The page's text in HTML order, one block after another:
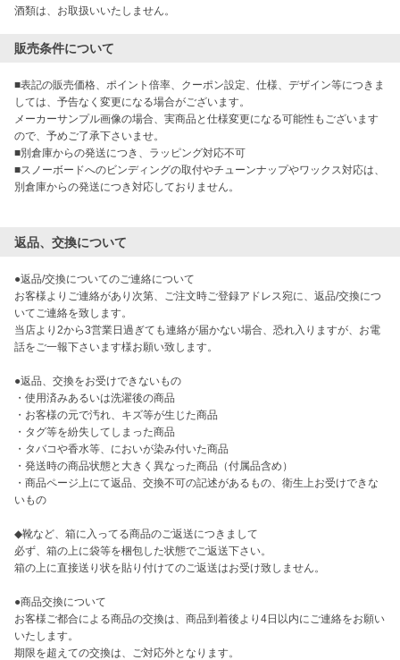
酒類は、お取扱いいたしません。
販売条件について
■表記の販売価格、ポイント倍率、クーポン設定、仕様、デザイン等につきま
しては、予告なく変更になる場合がございます。
メーカーサンプル画像の場合、実商品と仕様変更になる可能性もございます
ので、予めご了承下さいませ。
■別倉庫からの発送につき、ラッピング対応不可
■スノーボードへのビンディングの取付やチューンナップやワックス対応は、
別倉庫からの発送につき対応しておりません。
返品、交換について
●返品/交換についてのご連絡について
お客様よりご連絡があり次第、ご注文時ご登録アドレス宛に、返品/交換につ
いてご連絡を致します。
当店より2から3営業日過ぎても連絡が届かない場合、恐れ入りますが、お電
話をご一報下さいます様お願い致します。
●返品、交換をお受けできないもの
・使用済みあるいは洗濯後の商品
・お客様の元で汚れ、キズ等が生じた商品
・タグ等を紛失してしまった商品
・タバコや香水等、においが染み付いた商品
・発送時の商品状態と大きく異なった商品（付属品含め）
・商品ページ上にて返品、交換不可の記述があるもの、衛生上お受けできな
いもの
◆靴など、箱に入ってる商品のご返送につきまして
必ず、箱の上に袋等を梱包した状態でご返送下さい。
箱の上に直接送り状を貼り付けてのご返送はお受け致しません。
●商品交換について
お客様ご都合による商品の交換は、商品到着後より4日以内にご連絡をお願い
いたします。
期限を超えての交換は、ご対応外となります。